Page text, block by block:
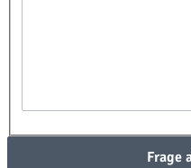
Frage